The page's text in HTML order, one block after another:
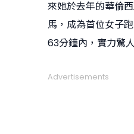
來她於去年的華倫
馬，成為首位女子
63分鐘內，實力驚
Advertisements